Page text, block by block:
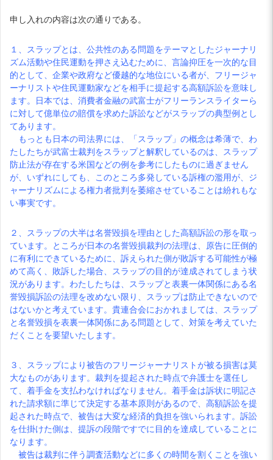
申し入れの内容は次の通りである。
１、スラップとは、公共性のある問題をテーマとしたジャーナリ
ズム活動や住民運動を押さえ込むために、言論抑圧を一次的な目
的として、企業や政府など優越的な地位にいる者が、フリージャ
ーナリストや住民運動家などを相手に提起する高額訴訟を意味し
ます。日本では、消費者金融の武富士がフリーランスライターら
に対して億単位の賠償を求めた訴訟などがスラップの典型例とし
てあります。
もっとも日本の司法界には、「スラップ」の概念は希薄で、わ
たしたちが武富士裁判をスラップと解釈しているのは、スラップ
防止法が存在する米国などの例を参考にしたものに過ぎません
が、いずれにしても、このところ多発している訴権の濫用が、ジ
ャーナリズムによる権力者批判を萎縮させていることは紛れもな
い事実です。
２、スラップの大半は名誉毀損を理由とした高額訴訟の形を取っ
ています。ところが日本の名誉毀損裁判の法理は、原告に圧倒的
に有利にできているために、訴えられた側が敗訴する可能性が極
めて高く、敗訴した場合、スラップの目的が達成されてしまう状
況があります。わたしたちは、スラップと表裏一体関係にある名
誉毀損訴訟の法理を改めない限り、スラップは防止できないので
はないかと考えています。貴連合会におかれましては、スラップ
と名誉毀損を表裏一体関係にある問題として、対策を考えていた
だくことを要望いたします。
３、スラップにより被告のフリージャーナリストが被る損害は莫
大なものがあります。裁判を提起された時点で弁護士を選任し
て、着手金を支払わなければなりません。着手金は訴状に明記さ
れた請求額に準じて決定する基本原則があるので、高額訴訟を提
起された時点で、被告は大変な経済的負担を強いられます。訴訟
を仕掛けた側は、提訴の段階ですでに目的を達成していることに
なります。
被告は裁判に伴う調査活動などに多くの時間を割くことを強い